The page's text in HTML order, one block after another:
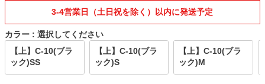
3-4営業日（土日祝を除く）以内に発送予定
カラー
選択してください
【上】C-10(ブラ
ック)SS
【上】C-10(ブラ
ック)S
【上】C-10(ブラ
ック)M